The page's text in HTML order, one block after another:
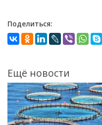
Поделиться:
Ещё новости